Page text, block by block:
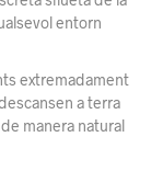
entorn
extremadament
a terra
manera natural